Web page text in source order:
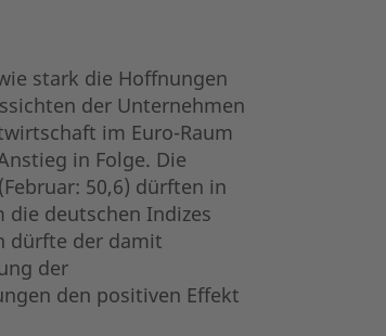
stark die Hoffnungen
der Unternehmen
im Euro-Raum
in Folge. Die
50,6) dürften in
die deutschen Indizes
dürfte der damit
der
den positiven Effekt